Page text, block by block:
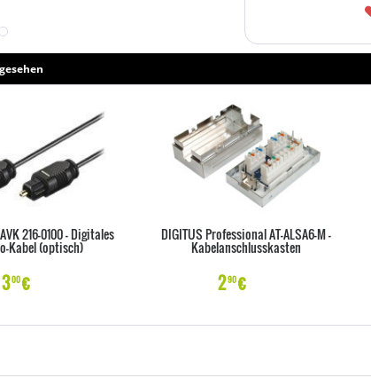
216-0100 - Digitales
Kabel (optisch)
300€
DIGITUS Professional AT-ALSA6-M -
Kabelanschlusskasten
290€